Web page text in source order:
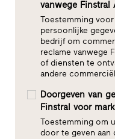
vanwege Finstral
Toestemming
persoonlijke
bedrijf om
reclame vanwege
of diensten te
andere
Doorgeven van
Finstral voor
Toestemming om
door te geven aan